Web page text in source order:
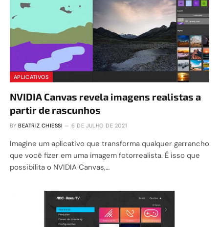
APLICATIVOS
NVIDIA Canvas revela imagens realistas a
partir de rascunhos
BY BEATRIZ CHIESSI 6 DE JULHO DE 2021
Imagine um aplicativo que transforma qualquer garrancho
que você fizer em uma imagem fotorrealista. É isso que
possibilita o NVIDIA Canvas,…